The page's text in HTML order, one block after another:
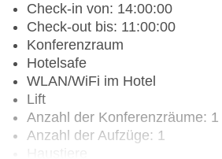
Check-in von: 14:00:00
Check-out bis: 11:00:00
Konferenzraum
Hotelsafe
WLAN/WiFi im Hotel
Lift
Anzahl der Konferenzräume: 1
Anzahl der Aufzüge: 1